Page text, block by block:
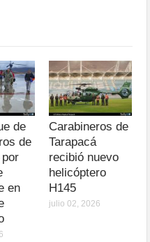
de
de
por
en
Carabineros de
Tarapacá
recibió nuevo
helicóptero
H145
julio 02, 2026